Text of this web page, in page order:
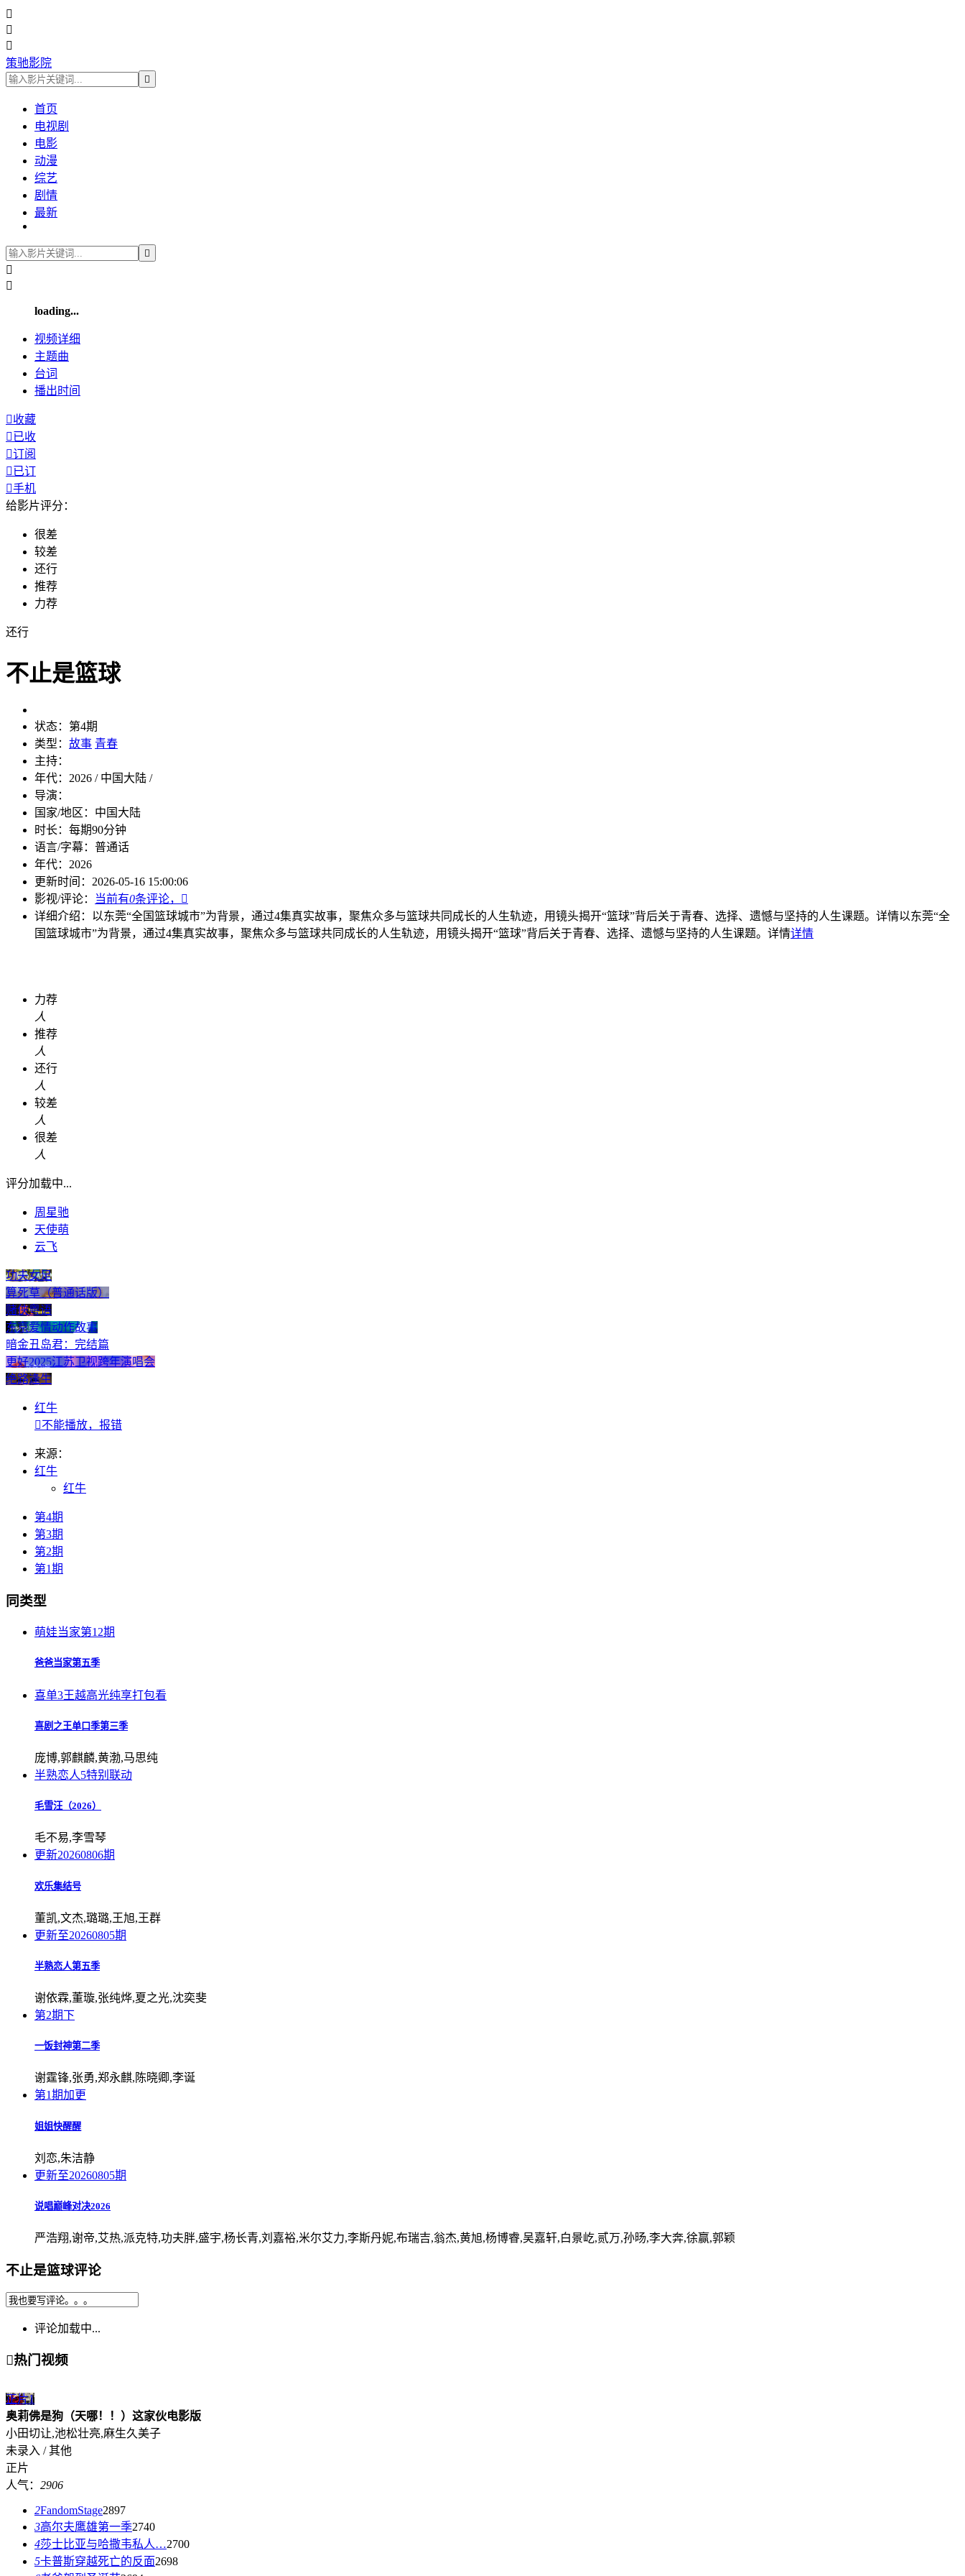



策驰影院

首页
电视剧
电影
动漫
综艺
剧情
最新



loading...
视频详细
主题曲
台词
播出时间
收藏
已收
订阅
已订
手机
给影片评分：
很差
较差
还行
推荐
力荐
还行
不止是篮球
状态： 第4期
类型： 故事 青春
主持：
年代： 2026 / 中国大陆 /
导演：
国家/地区： 中国大陆
时长： 每期90分钟
语言/字幕： 普通话
年代： 2026
更新时间： 2026-05-16 15:00:06
影视/评论：
当前有0条评论，

详细介绍： 以东莞“全国篮球城市”为背景，通过4集真实故事，聚焦众多与篮球共同成长的人生轨迹，用镜头揭开“篮球”背后关于青春、选择、遗憾与坚持的人生课题。详情以东莞“全
国篮球城市”为背景，通过4集真实故事，聚焦众多与篮球共同成长的人生轨迹，用镜头揭开“篮球”背后关于青春、选择、遗憾与坚持的人生课题。详情详情
力荐
人
推荐
人
还行
人
较差
人
很差
人
评分加载中...
周星驰
天使萌
云飞
功夫女足
算死草（普通话版）
赌侠粤语
东京爱情动作故事
暗金丑岛君：完结篇
更好2025江苏卫视跨年演唱会
绝路逢生
红牛
不能播放，报错
来源：
红牛
红牛
第4期
第3期
第2期
第1期
同类型
萌娃当家第12期
爸爸当家第五季
喜单3王越高光纯享打包看
喜剧之王单口季第三季
庞博,郭麒麟,黄渤,马思纯
半熟恋人5特别联动
毛雪汪（2026）
毛不易,李雪琴
更新20260806期
欢乐集结号
董凯,文杰,璐璐,王旭,王群
更新至20260805期
半熟恋人第五季
谢依霖,董璇,张纯烨,夏之光,沈奕斐
第2期下
一饭封神第二季
谢霆锋,张勇,郑永麒,陈晓卿,李诞
第1期加更
姐姐快醒醒
刘恋,朱洁静
更新至20260805期
说唱巅峰对决2026
严浩翔,谢帝,艾热,派克特,功夫胖,盛宇,杨长青,刘嘉裕,米尔艾力,李斯丹妮,布瑞吉,翁杰,黄旭,杨博睿,吴嘉轩,白景屹,贰万,孙旸,李大奔,徐赢,郭颖
不止是篮球评论
评论加载中...
热门视频
正片1
奥莉佛是狗（天哪！！）这家伙电影版
小田切让,池松壮亮,麻生久美子
未录入 / 其他
正片
人气： 2906
2FandomStage2897
3高尔夫鹰雄第一季2740
4莎士比亚与哈撒韦私人…2700
5卡普斯穿越死亡的反面2698